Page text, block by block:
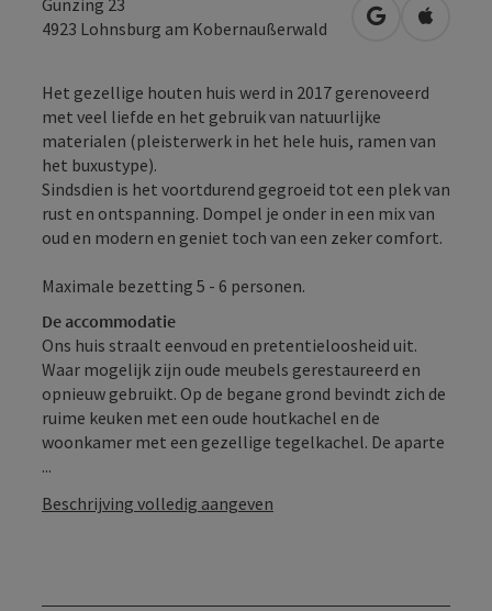
4923 Lohnsburg am Kobernaußerwald Openen in
Het gezellige houten huis werd in 2017 gerenoveerd
met veel liefde en het gebruik van natuurlijke
materialen (pleisterwerk in het hele huis, ramen van
het buxustype).
Sindsdien is het voortdurend gegroeid tot een plek van
rust en ontspanning. Dompel je onder in een mix van
oud en modern en geniet toch van een zeker comfort.
Maximale bezetting 5 - 6 personen.
De accommodatie
Ons huis straalt eenvoud en pretentieloosheid uit.
Waar mogelijk zijn oude meubels gerestaureerd en
opnieuw gebruikt. Op de begane grond bevindt zich de
ruime keuken met een oude houtkachel en de
woonkamer met een gezellige tegelkachel. De aparte
...
Beschrijving volledig aangeven